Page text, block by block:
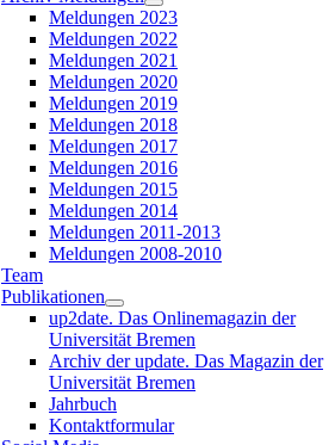
Meldungen 2023
Meldungen 2022
Meldungen 2021
Meldungen 2020
Meldungen 2019
Meldungen 2018
Meldungen 2017
Meldungen 2016
Meldungen 2015
Meldungen 2014
Meldungen 2011-2013
Meldungen 2008-2010
Team
Publikationen
up2date. Das Onlinemagazin der
Universität Bremen
Archiv der update. Das Magazin der
Universität Bremen
Jahrbuch
Kontaktformular